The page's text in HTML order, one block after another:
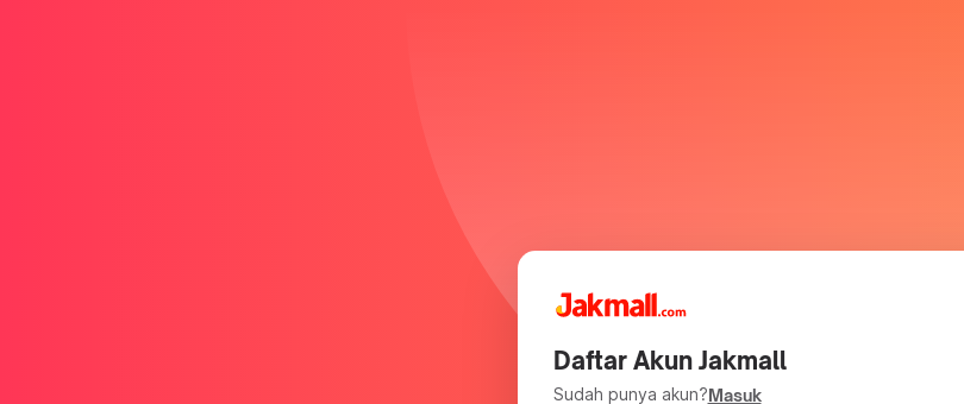
Daftar Akun Jakmall
Sudah punya akun?Masuk